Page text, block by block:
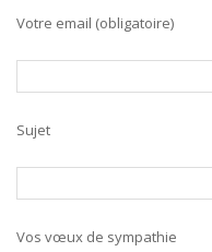
Votre email (obligatoire)
Sujet
Vos vœux de sympathie